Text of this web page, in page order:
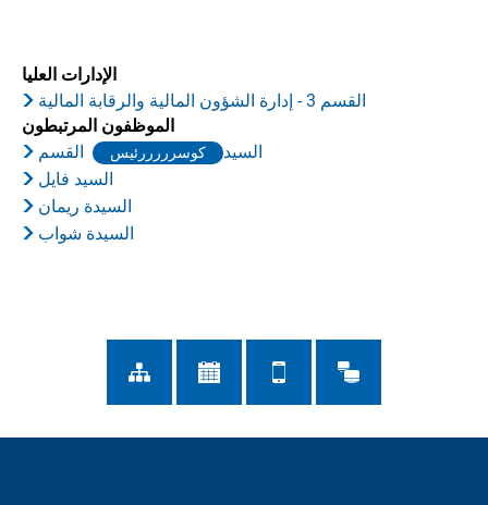
الإدارات العليا
القسم 3 - إدارة الشؤون المالية والرقابة المالية
الموظفون المرتبطون
السيد
كوسرررررئيس
القسم
السيد فايل
السيدة ريمان
السيدة شواب